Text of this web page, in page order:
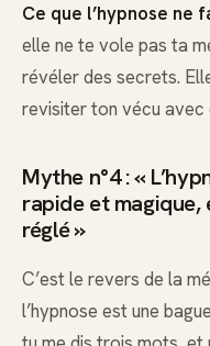
Ce que l’hypnose ne
elle ne te vole pas ta
révéler des secrets.
revisiter ton vécu avec
Mythe n°4 : «
rapide et
réglé »
C’est le revers de la
l’hypnose est une